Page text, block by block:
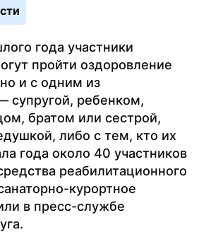
года участники
пройти оздоровление
и с одним из
супругой, ребенком,
братом или сестрой,
либо с тем, кто их
года около 40 участников
реабилитационного
курортное
в пресс-службе